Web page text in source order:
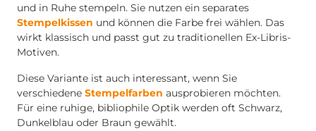
und in Ruhe stempeln. Sie nutzen ein separates
Stempelkissen und können die Farbe frei wählen. Das
wirkt klassisch und passt gut zu traditionellen Ex-Libris-
Motiven.
Diese Variante ist auch interessant, wenn Sie
verschiedene Stempelfarben ausprobieren möchten.
Für eine ruhige, bibliophile Optik werden oft Schwarz,
Dunkelblau oder Braun gewählt.